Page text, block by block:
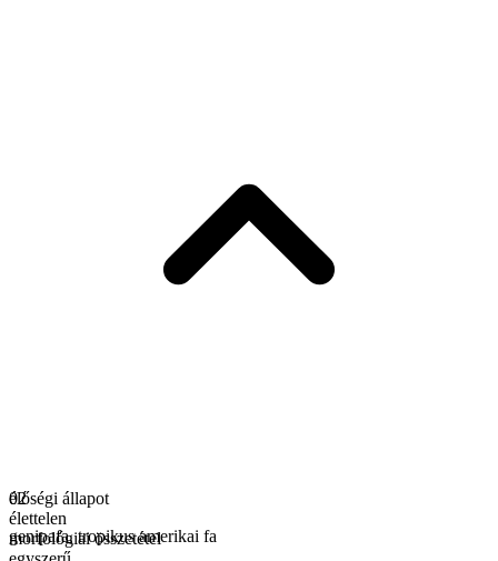
élőségi állapot
élettelen
morfológiai összetétel
02
genipafa,tropikus amerikai fa